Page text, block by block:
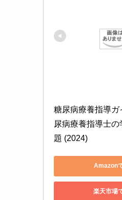
糖尿病療養指導ガ
尿病療養指導士
題 (2024)
Amazon
楽天市場